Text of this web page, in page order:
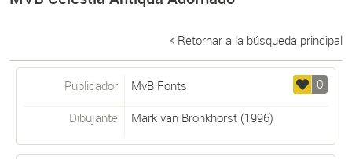
Retornar a la búsqueda principal
0
Publicador MvB Fonts
Dibujante Mark van Bronkhorst(1996)